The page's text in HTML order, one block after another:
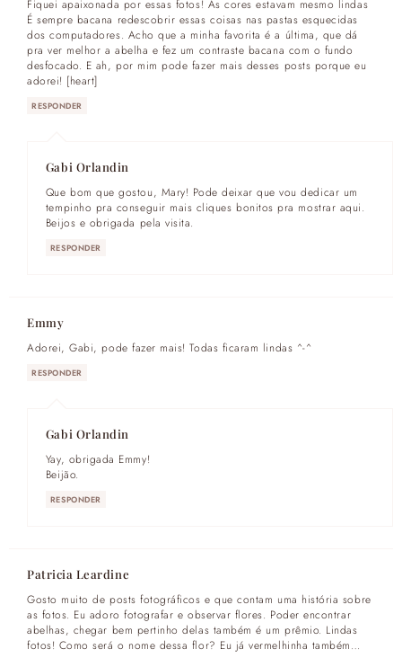
Fiquei apaixonada por essas fotos! As cores estavam mesmo lindas
É sempre bacana redescobrir essas coisas nas pastas esquecidas
dos computadores. Acho que a minha favorita é a última, que dá
pra ver melhor a abelha e fez um contraste bacana com o fundo
desfocado. E ah, por mim pode fazer mais desses posts porque eu
adorei! [heart]
RESPONDER
Gabi Orlandin
Que bom que gostou, Mary! Pode deixar que vou dedicar um
tempinho pra conseguir mais cliques bonitos pra mostrar aqui.
Beijos e obrigada pela visita.
RESPONDER
Emmy
Adorei, Gabi, pode fazer mais! Todas ficaram lindas ^-^
RESPONDER
Gabi Orlandin
Yay, obrigada Emmy!
Beijão.
RESPONDER
Patricia Leardine
Gosto muito de posts fotográficos e que contam uma história sobre
as fotos. Eu adoro fotografar e observar flores. Poder encontrar
abelhas, chegar bem pertinho delas também é um prêmio. Lindas
fotos! Como será o nome dessa flor? Eu já vermelhinha também…